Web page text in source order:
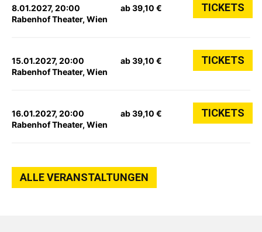
8.01.2027, 20:00
Rabenhof Theater, Wien
ab 39,10 € TICKETS
15.01.2027, 20:00
Rabenhof Theater, Wien
ab 39,10 € TICKETS
16.01.2027, 20:00
Rabenhof Theater, Wien
ab 39,10 € TICKETS
ALLE VERANSTALTUNGEN